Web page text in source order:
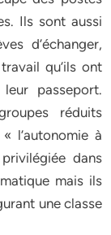
Ils sont aussi
d’échanger,
qu’ils ont
passeport.
réduits
l’autonomie à
dans
mais ils
une classe